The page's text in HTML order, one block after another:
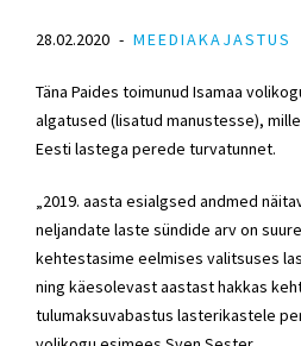
28.02.2020 MEEDIAKAJASTUS
Täna Paides toimunud Isamaa
algatused (lisatud manustesse),
Eesti lastega perede turvatunnet.
„2019. aasta esialgsed andmed
neljandate laste sündide arv on
kehtestasime eelmises valitsuses
ning käesolevast aastast hakkas
tulumaksuvabastus lasterikastele